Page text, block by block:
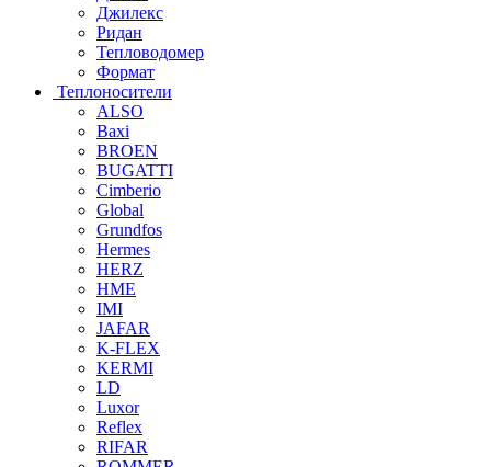
Джилекс
Ридан
Тепловодомер
Формат
Теплоносители
ALSO
Baxi
BROEN
BUGATTI
Cimberio
Global
Grundfos
Hermes
HERZ
HME
IMI
JAFAR
K-FLEX
KERMI
LD
Luxor
Reflex
RIFAR